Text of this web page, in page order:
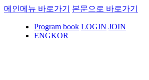
메인메뉴 바로가기 본문으로 바로가기
Program book LOGIN JOIN
ENGKOR